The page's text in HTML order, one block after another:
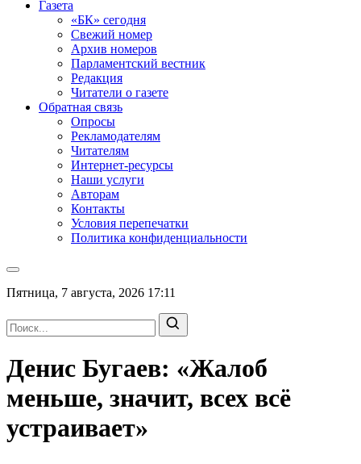
Газета
«БК» сегодня
Свежий номер
Архив номеров
Парламентский вестник
Редакция
Читатели о газете
Обратная связь
Опросы
Рекламодателям
Читателям
Интернет-ресурсы
Наши услуги
Авторам
Контакты
Условия перепечатки
Политика конфиденциальности
Пятница, 7 августа, 2026 17:11
Денис Бугаев: «Жалоб
меньше, значит, всех всё
устраивает»